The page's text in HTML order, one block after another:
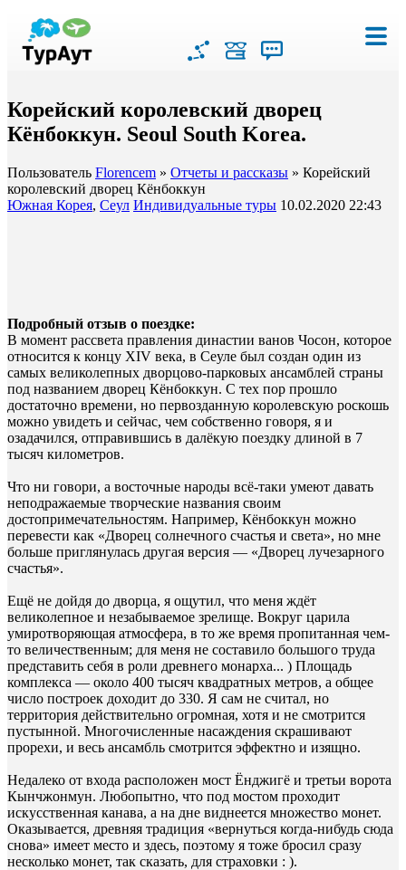
Корейский королевский дворец
Кёнбоккун. Seoul South Korea.
Пользователь Florencem » Отчеты и рассказы » Корейский
королевский дворец Кёнбоккун
Южная Корея, Сеул Индивидуальные туры 10.02.2020 22:43
Подробный отзыв о поездке:
В момент рассвета правления династии ванов Чосон, которое
относится к концу XIV века, в Сеуле был создан один из
самых великолепных дворцово-парковых ансамблей страны
под названием дворец Кёнбоккун. С тех пор прошло
достаточно времени, но первозданную королевскую роскошь
можно увидеть и сейчас, чем собственно говоря, я и
озадачился, отправившись в далёкую поездку длиной в 7
тысяч километров.
Что ни говори, а восточные народы всё-таки умеют давать
неподражаемые творческие названия своим
достопримечательностям. Например, Кёнбоккун можно
перевести как «Дворец солнечного счастья и света», но мне
больше приглянулась другая версия — «Дворец лучезарного
счастья».
Ещё не дойдя до дворца, я ощутил, что меня ждёт
великолепное и незабываемое зрелище. Вокруг царила
умиротворяющая атмосфера, в то же время пропитанная чем-
то величественным; для меня не составило большого труда
представить себя в роли древнего монарха... ) Площадь
комплекса — около 400 тысяч квадратных метров, а общее
число построек доходит до 330. Я сам не считал, но
территория действительно огромная, хотя и не смотрится
пустынной. Многочисленные насаждения скрашивают
прорехи, и весь ансамбль смотрится эффектно и изящно.
Недалеко от входа расположен мост Ёнджигё и третьи ворота
Кынчжонмун. Любопытно, что под мостом проходит
искусственная канава, а на дне виднеется множество монет.
Оказывается, древняя традиция «вернуться когда-нибудь сюда
снова» имеет место и здесь, поэтому я тоже бросил сразу
несколько монет, так сказать, для страховки : ).